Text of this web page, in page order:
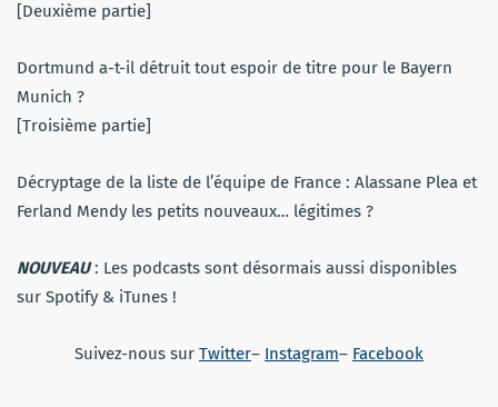
[Deuxième partie]
Dortmund a-t-il détruit tout espoir de titre pour le Bayern
Munich ?
[Troisième partie]
Décryptage de la liste de l’équipe de France : Alassane Plea et
Ferland Mendy les petits nouveaux… légitimes ?
NOUVEAU : Les podcasts sont désormais aussi disponibles
sur Spotify & iTunes !
Suivez-nous sur Twitter– Instagram– Facebook